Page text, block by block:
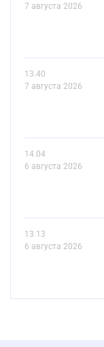
7 августа 2026
13.40
7 августа 2026
14.04
6 августа 2026
13.13
6 августа 2026